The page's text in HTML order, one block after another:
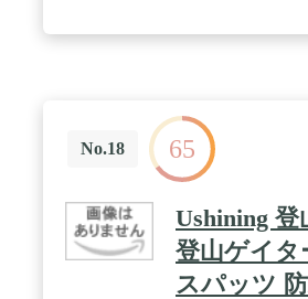
No.18 65
Ushining
登山ゲイタ
スパッツ